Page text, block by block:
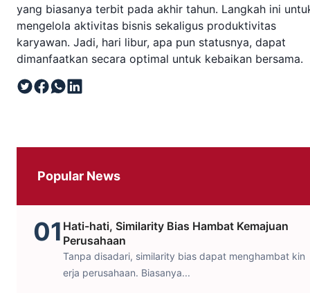
yang biasanya terbit pada akhir tahun. Langkah ini
mengelola aktivitas bisnis sekaligus produktivitas
karyawan. Jadi, hari libur, apa pun statusnya, dapat
dimanfaatkan secara optimal untuk kebaikan bersama.
Popular News
01 Hati-hati, Similarity Bias Hambat Kemajuan
Perusahaan
Tanpa disadari, similarity bias dapat menghambat kin
erja perusahaan. Biasanya...